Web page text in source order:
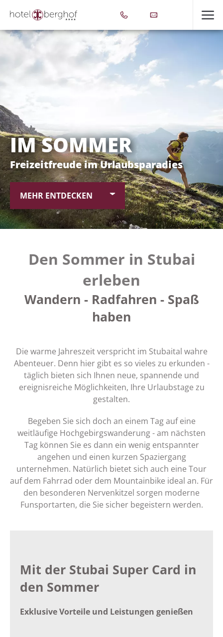
IM SOMMER
Freizeitfreude im Urlaubsparadies
MEHR ENTDECKEN
Den Sommer in Stubai
erleben
Wandern - Radfahren - Spaß
haben
Die warme Jahreszeit verspricht im Stubaital wahre
Abenteuer. Denn hier gibt es so vieles zu erkunden -
täglich bieten sich Ihnen neue, spannende und
ereignisreiche Möglichkeiten, Ihre Urlaubstage zu
gestalten.
Begeben Sie sich doch an einem Tag auf eine
weitläufige Hochgebirgswanderung - am nächsten
Tag können Sie es dann ein wenig entspannter
angehen und einen kurzen Spaziergang
unternehmen. Natürlich bietet sich auch eine Tour
auf dem Fahrrad oder dem Mountainbike ideal an. Für
den besonderen Nervenkitzel sorgen moderne
Funsportarten, die Sie sicher begeistern werden.
Mit der Stubai Super Card in
den Sommer
Exklusive Vorteile und Leistungen genießen